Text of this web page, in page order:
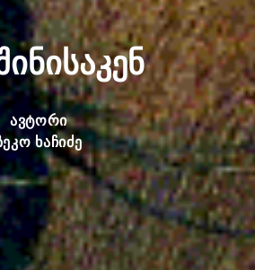
ავტორი
ხაჩიძე